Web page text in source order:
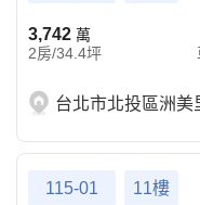
3,742 萬
2房/34.4坪
台北市北投區洲
115-01 11樓